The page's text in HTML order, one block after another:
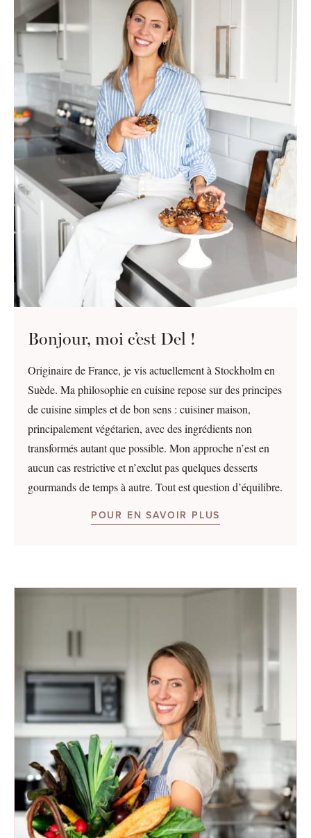
Bonjour, moi c’est Del !
Originaire de France, je vis actuellement à Stockholm en
Suède. Ma philosophie en cuisine repose sur des principes
de cuisine simples et de bon sens : cuisiner maison,
principalement végétarien, avec des ingrédients non
transformés autant que possible. Mon approche n’est en
aucun cas restrictive et n’exclut pas quelques desserts
gourmands de temps à autre. Tout est question d’équilibre.
POUR EN SAVOIR PLUS